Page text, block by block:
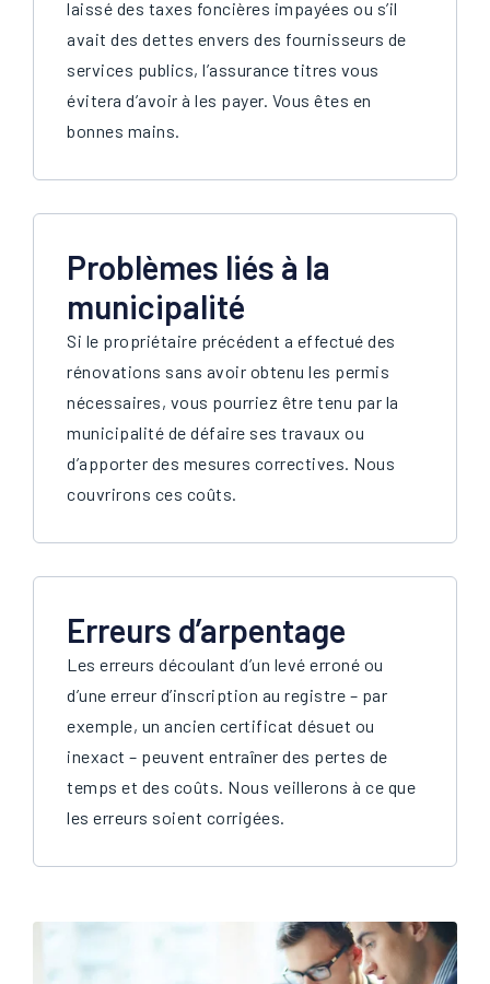
laissé des taxes foncières impayées ou s’il
avait des dettes envers des fournisseurs de
services publics, l’assurance titres vous
évitera d’avoir à les payer. Vous êtes en
bonnes mains.
Problèmes liés à la
municipalité
Si le propriétaire précédent a effectué des
rénovations sans avoir obtenu les permis
nécessaires, vous pourriez être tenu par la
municipalité de défaire ses travaux ou
d’apporter des mesures correctives. Nous
couvrirons ces coûts.
Erreurs d’arpentage
Les erreurs découlant d’un levé erroné ou
d’une erreur d’inscription au registre – par
exemple, un ancien certificat désuet ou
inexact – peuvent entraîner des pertes de
temps et des coûts. Nous veillerons à ce que
les erreurs soient corrigées.